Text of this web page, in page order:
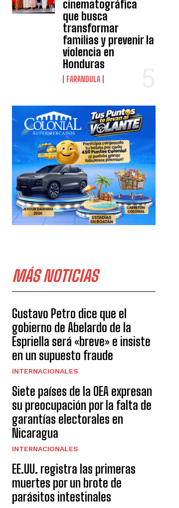
cinematográfica
que busca
transformar
familias y prevenir la
violencia en
Honduras
FARANDULA
MÁS NOTICIAS
Gustavo Petro dice que el
gobierno de Abelardo de la
Espriella será «breve» e insiste
en un supuesto fraude
INTERNACIONALES
Siete países de la OEA expresan
su preocupación por la falta de
garantías electorales en
Nicaragua
INTERNACIONALES
EE.UU. registra las primeras
muertes por un brote de
parásitos intestinales